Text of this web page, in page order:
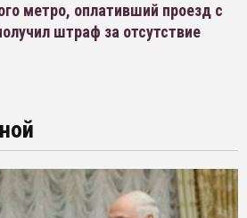
метро, оплативший проезд с
штраф за отсутствие